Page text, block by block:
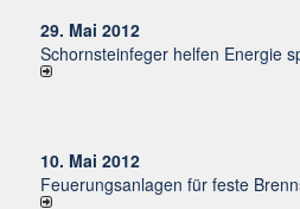
29. Mai 2012
Schornsteinfeger helfen Energie
10. Mai 2012
Feuerungsanlagen für feste